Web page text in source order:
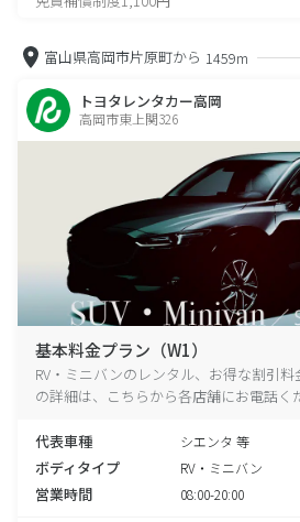
富山県高岡市片原町から 1459m
トヨタレンタカー高岡
高岡市東上関326
基本料金プラン（W1）
RV・ミニバンのレンタル、お得な割引
の詳細は、こちらから各店舗にお電話く
代表車種 シエンタ 等
ボディタイプ RV・ミニバン
営業時間 08:00-20:00